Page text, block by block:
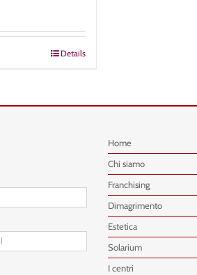
Details
Home
Chi siamo
Franchising
Dimagrimento
Estetica
Solarium
I centri